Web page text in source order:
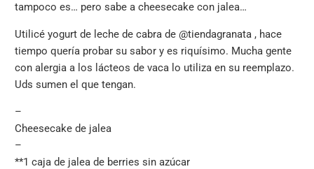
tampoco es… pero sabe a cheesecake con jalea…
Utilicé yogurt de leche de cabra de @tiendagranata , hace
tiempo quería probar su sabor y es riquísimo. Mucha gente
con alergia a los lácteos de vaca lo utiliza en su reemplazo.
Uds sumen el que tengan.
–
Cheesecake de jalea
–
**1 caja de jalea de berries sin azúcar